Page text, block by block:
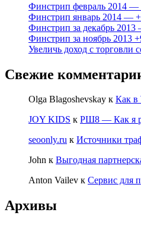
Финстрип февраль 2014 —
Финстрип январь 2014 —
Финстрип за декабрь 2013
Финстрип за ноябрь 2013
Увеличь доход с торговли
Свежие
Olga Blagoshevskay к Как в
JOY KIDS к РШ8 — Как я
seoonly.ru к Источники
John к Выгодная
Anton Vailev к Сервис для
Архивы